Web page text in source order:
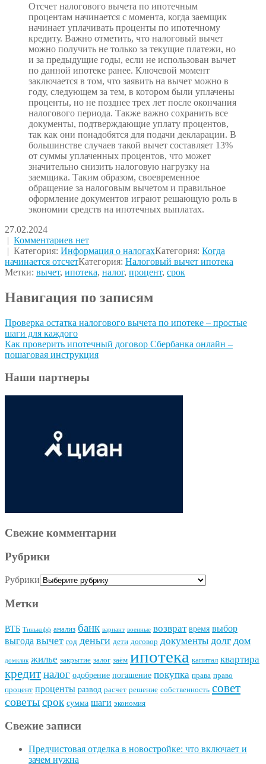
Отсчет налогового вычета по ипотечным
процентам начинается с момента, когда заемщик
начинает уплачивать проценты по ипотечному
кредиту. Важно отметить, что налоговый вычет
можно получить не только за текущие платежи, но
и за предыдущие годы, если не использован вычет
по данной ипотеке ранее. Ключевой момент
заключается в том, что заявить на вычет можно в
году, следующем за тем, в котором были уплачены
проценты, но не позднее трех лет после окончания
налогового периода. Также важно сохранить все
документы, подтверждающие уплату процентов,
так как они понадобятся для подачи декларации. В
большинстве случаев такой вычет составляет 13%
от суммы уплаченных процентов, что может
значительно снизить налоговую нагрузку на
заемщика. Таким образом, своевременное
обращение за налоговым вычетом и правильное
оформление документов играют решающую роль в
экономии средств на ипотечных выплатах.
27.02.2024
| Комментариев нет
| Категория: Информация о налогахКатегория: Когда
начинается отсчетКатегория: Налоговый вычет ипотека
Метки: вычет, ипотека, налог, процент, срок
Навигация по записям
Проверка остатка налогового вычета по ипотеке – простые
шаги для каждого
Как проверить ипотечный договор Сбербанка онлайн –
пошаговая инструкция
Наши партнеры
Свежие комментарии
Рубрики
Рубрики
Метки
ВТБ Тинькофф анализ банк вариант военные возврат время выбор
выгода вычет год деньги дети договор документы долг дом
домклик жилье закрытие залог заём ипотека капитал квартира
кредитналог одобрение погашение покупка права право
процент проценты развод расчет решение собственность совет
советысрок сумма шаги экономия
Свежие записи
Предчистовая отделка в новостройке: что включает и
зачем нужна